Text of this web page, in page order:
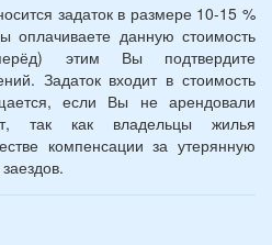
задаток в размере 10-15 %
данную стоимость
этим Вы подтвердите
Задаток входит в стоимость
если Вы не арендовали
так как владельцы жилья
компенсации за утерянную